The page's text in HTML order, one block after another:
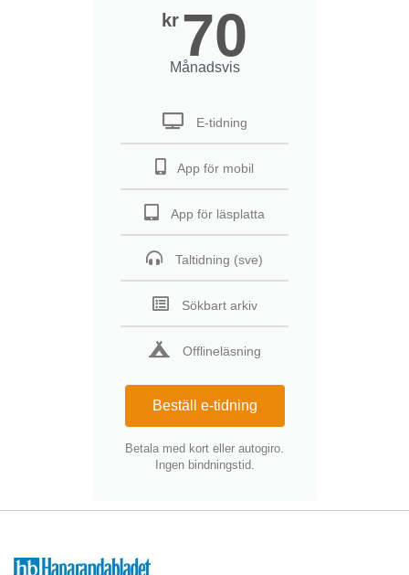
kr 70
Månadsvis
E-tidning
App för mobil
App för läsplatta
Taltidning (sve)
Sökbart arkiv
Offlineläsning
Beställ e-tidning
Betala med kort eller autogiro.
Ingen bindningstid.